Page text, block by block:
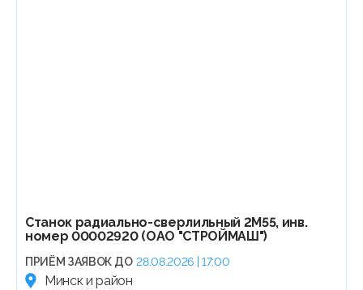
Станок радиально-сверлильный 2М55, инв.
номер 00002920 (ОАО "СТРОЙМАШ")
ПРИЁМ ЗАЯВОК ДО 28.08.2026 | 17:00
Минск и район